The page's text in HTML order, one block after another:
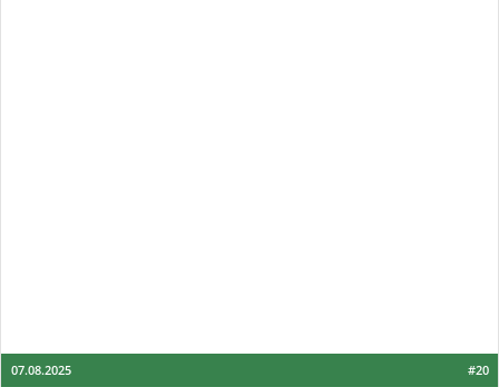
#20
07.08.2025